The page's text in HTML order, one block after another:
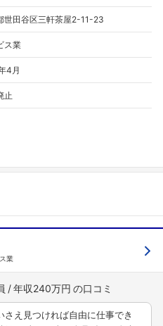
世田谷区三軒茶屋2-11-23
ス業
4月
止
業
年収240万円
え見つければ自由に仕事でき